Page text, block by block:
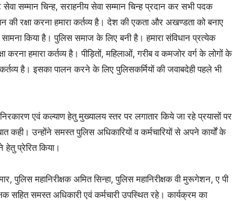
सम्मान चिन्ह, सराहनीय सेवा सम्मान चिन्ह प्रदान कर सभी पदक
रक्षा करना हमारा कर्तव्य है। देश की एकता और अखण्डता को बनाए
किया है। पुलिस समाज के लिए बनी है। हमारा संविधान प्रत्येक
हमारा कर्तव्य है। पीड़ितों, महिलाओं, गरीब व कमजोर वर्ग के लोगों के
कर्तव्य है। इसका पालन करने के लिए पुलिसकर्मियों की जवाबदेही पहले भी
एवं कल्याण हेतु मुख्यालय स्तर पर लगातार किये जा रहे प्रयासों पर
कही। उन्होंने समस्त पुलिस अधिकारियों व कर्मचारियों से अपने कार्यों के
हेतु प्रेरित किया।
महानिरीक्षक अमित सिन्हा, पुलिस महानिरीक्षक वी मुरूगेशन, ए पी
सहित समस्त अधिकारी एवं कर्मचारी उपस्थित रहे। कार्यक्रम का